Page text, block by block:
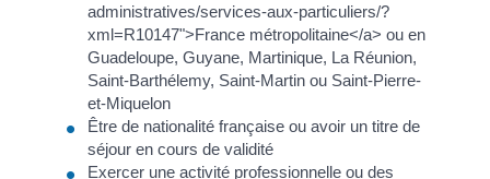
administratives/services-aux-particuliers/?
xml=R10147">France métropolitaine</a> ou en
Guadeloupe, Guyane, Martinique, La Réunion,
Saint-Barthélemy, Saint-Martin ou Saint-Pierre-
et-Miquelon
Être de nationalité française ou avoir un titre de
séjour en cours de validité
Exercer une activité professionnelle ou des